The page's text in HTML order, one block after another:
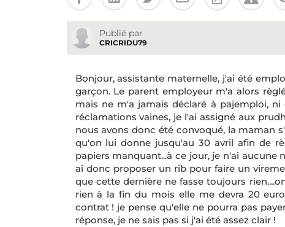
Publié par
CRICRIDU79
Bonjour, assistante maternelle, j'ai été
garçon. Le parent employeur m'a alors
mais ne m'a jamais déclaré à pajemploi,
réclamations vaines, je l'ai assigné aux
nous avons donc été convoqué, la maman
qu'on lui donne jusqu'au 30 avril afin de
papiers manquant...à ce jour, je n'ai aucune
ai donc proposer un rib pour faire un
que cette dernière ne fasse toujours
rien à la fin du mois elle me devra 20
contrat ! je pense qu'elle ne pourra pas
réponse, je ne sais pas si j'ai été assez clair !